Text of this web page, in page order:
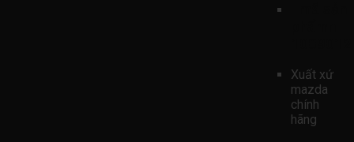
Xuất xứ
mazda
chính
hãng